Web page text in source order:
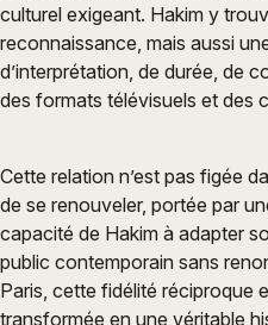
culturel exigeant. Hakim y
reconnaissance, mais aussi
d’interprétation, de durée, de
des formats télévisuels et des
Cette relation n’est pas figée
de se renouveler, portée par
capacité de Hakim à adapter
public contemporain sans
Paris, cette fidélité réciproque
transformée en une véritable